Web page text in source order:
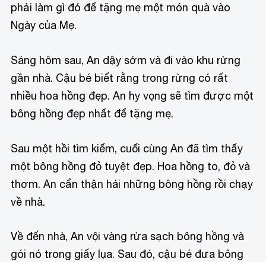
phải làm gì đó để tặng mẹ một món quà vào
Ngày của Mẹ.
Sáng hôm sau, An dậy sớm và đi vào khu rừng
gần nhà. Cậu bé biết rằng trong rừng có rất
nhiều hoa hồng đẹp. An hy vọng sẽ tìm được một
bông hồng đẹp nhất để tặng mẹ.
Sau một hồi tìm kiếm, cuối cùng An đã tìm thấy
một bông hồng đỏ tuyệt đẹp. Hoa hồng to, đỏ và
thơm. An cẩn thận hái những bông hồng rồi chạy
về nhà.
Về đến nhà, An vội vàng rửa sạch bông hồng và
gói nó trong giấy lụa. Sau đó, cậu bé đưa bông